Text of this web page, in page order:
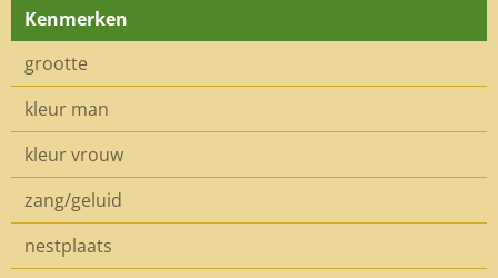
Kenmerken
grootte
kleur man
kleur vrouw
zang/geluid
nestplaats